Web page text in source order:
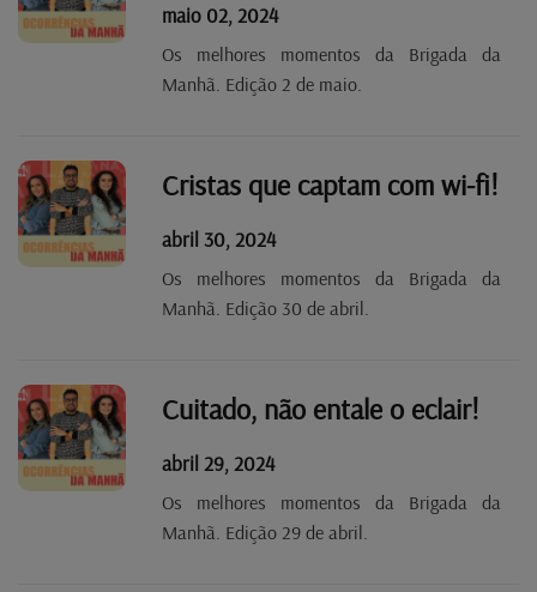
maio 02, 2024
Os melhores momentos da Brigada da
Manhã. Edição 2 de maio.
Cristas que captam com wi-fi!
abril 30, 2024
Os melhores momentos da Brigada da
Manhã. Edição 30 de abril.
Cuitado, não entale o eclair!
abril 29, 2024
Os melhores momentos da Brigada da
Manhã. Edição 29 de abril.